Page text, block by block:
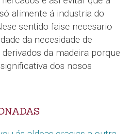
alimente á industria do
sentido faise necesario
da necesidade de
da madeira porque
dos nosos